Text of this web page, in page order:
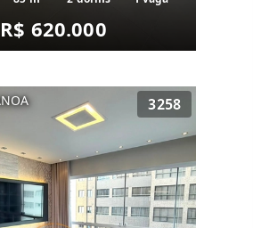
R$ 620.000
3258